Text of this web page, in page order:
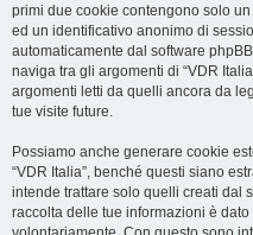
primi due cookie contengono solo
ed un identificativo anonimo di
automaticamente dal software
naviga tra gli argomenti di “VDR
argomenti letti da quelli ancora da
tue visite future.
Possiamo anche generare cookie
“VDR Italia”, benché questi siano
intende trattare solo quelli creati dal
raccolta delle tue informazioni è